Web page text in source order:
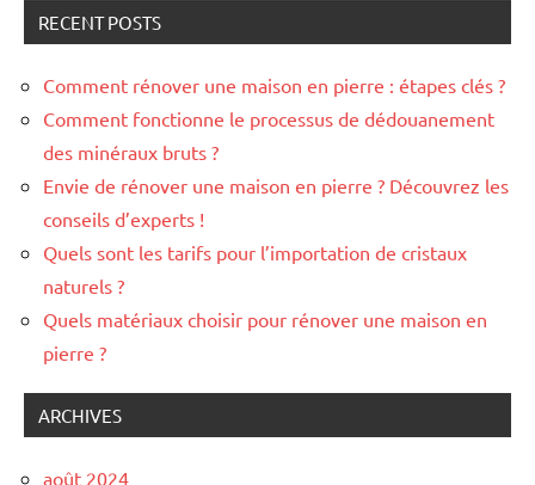
RECENT POSTS
Comment rénover une maison en pierre : étapes clés ?
Comment fonctionne le processus de dédouanement
des minéraux bruts ?
Envie de rénover une maison en pierre ? Découvrez les
conseils d’experts !
Quels sont les tarifs pour l’importation de cristaux
naturels ?
Quels matériaux choisir pour rénover une maison en
pierre ?
ARCHIVES
août 2024